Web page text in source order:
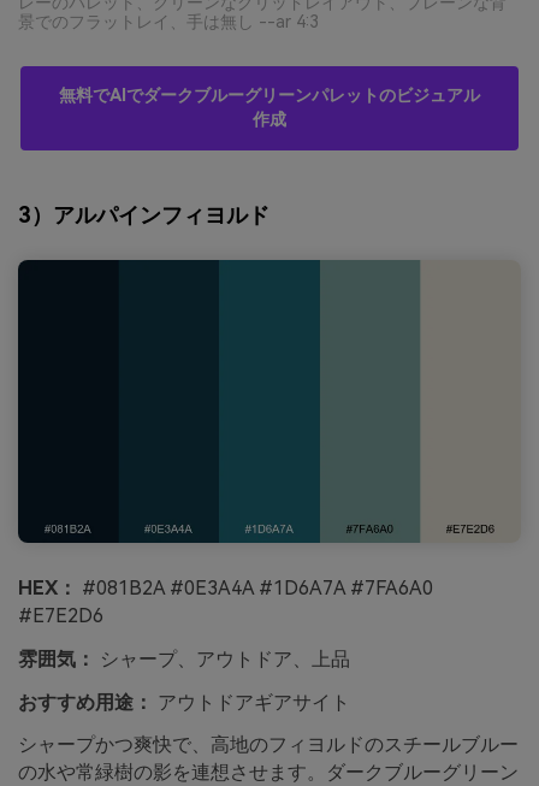
景でのフラットレイ、手は無し --ar 4:3
無料でAIでダークブルーグリーンパレットのビジュアル
作成
3）アルパインフィヨルド
HEX： #081B2A #0E3A4A #1D6A7A #7FA6A0
#E7E2D6
雰囲気：
シャープ、アウトドア、上品
おすすめ用途： アウトドアギアサイト
シャープかつ爽快で、高地のフィヨルドのスチールブルー
の水や常緑樹の影を連想させます。ダークブルーグリーン